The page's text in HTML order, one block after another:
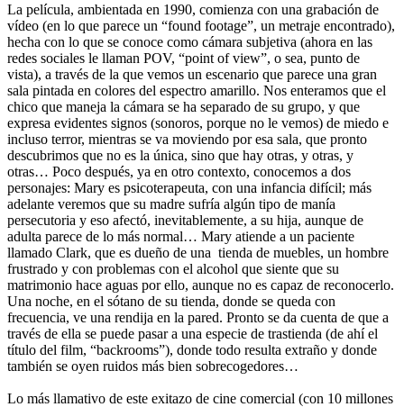
La película, ambientada en 1990, comienza con una grabación de
vídeo (en lo que parece un “found footage”, un metraje encontrado),
hecha con lo que se conoce como cámara subjetiva (ahora en las
redes sociales le llaman POV, “point of view”, o sea, punto de
vista), a través de la que vemos un escenario que parece una gran
sala pintada en colores del espectro amarillo. Nos enteramos que el
chico que maneja la cámara se ha separado de su grupo, y que
expresa evidentes signos (sonoros, porque no le vemos) de miedo e
incluso terror, mientras se va moviendo por esa sala, que pronto
descubrimos que no es la única, sino que hay otras, y otras, y
otras… Poco después, ya en otro contexto, conocemos a dos
personajes: Mary es psicoterapeuta, con una infancia difícil; más
adelante veremos que su madre sufría algún tipo de manía
persecutoria y eso afectó, inevitablemente, a su hija, aunque de
adulta parece de lo más normal… Mary atiende a un paciente
llamado Clark, que es dueño de una tienda de muebles, un hombre
frustrado y con problemas con el alcohol que siente que su
matrimonio hace aguas por ello, aunque no es capaz de reconocerlo.
Una noche, en el sótano de su tienda, donde se queda con
frecuencia, ve una rendija en la pared. Pronto se da cuenta de que a
través de ella se puede pasar a una especie de trastienda (de ahí el
título del film, “backrooms”), donde todo resulta extraño y donde
también se oyen ruidos más bien sobrecogedores…
Lo más llamativo de este exitazo de cine comercial (con 10 millones